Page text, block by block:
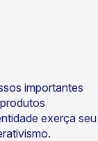
importantes
exerça seu